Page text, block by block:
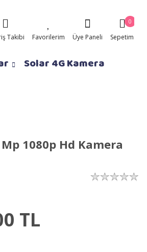
Takibi Favorilerim Üye Paneli Sepetim
0
Solar 4G Kamera
1080p Hd Kamera
TL